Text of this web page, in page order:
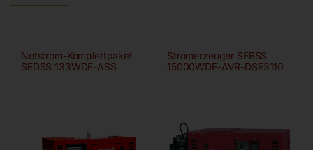
Notstrom-Komplettpaket
SEDSS 133WDE-ASS
Stromerzeuger SEBSS
15000WDE-AVR-DSE3110